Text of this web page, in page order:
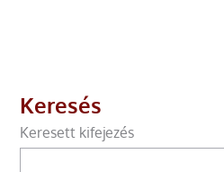
Keresés
Keresett kifejezés